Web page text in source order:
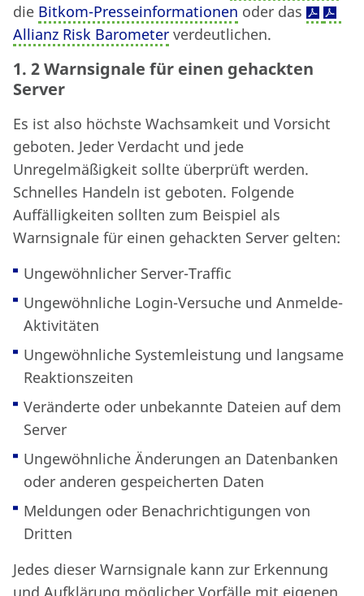
die Bitkom-Presseinformationen oder das
Allianz Risk Barometer verdeutlichen.
1. 2 Warnsignale für einen gehackten
Server
Es ist also höchste Wachsamkeit und Vorsicht
geboten. Jeder Verdacht und jede
Unregelmäßigkeit sollte überprüft werden.
Schnelles Handeln ist geboten. Folgende
Auffälligkeiten sollten zum Beispiel als
Warnsignale für einen gehackten Server gelten:
Ungewöhnlicher Server-Traffic
Ungewöhnliche Login-Versuche und Anmelde-
Aktivitäten
Ungewöhnliche Systemleistung und langsame
Reaktionszeiten
Veränderte oder unbekannte Dateien auf dem
Server
Ungewöhnliche Änderungen an Datenbanken
oder anderen gespeicherten Daten
Meldungen oder Benachrichtigungen von
Dritten
Jedes dieser Warnsignale kann zur Erkennung
und Aufklärung möglicher Vorfälle mit eigenen